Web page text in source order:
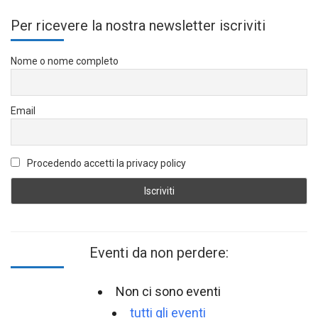
Per ricevere la nostra newsletter iscriviti
Nome o nome completo
Email
Procedendo accetti la privacy policy
Eventi da non perdere:
Non ci sono eventi
tutti gli eventi